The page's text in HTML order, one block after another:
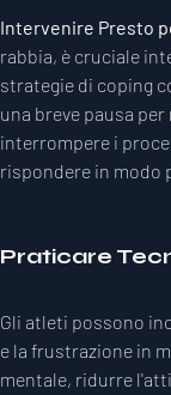
Intervenire Presto
rabbia, è cruciale
strategie di coping
una breve pausa
interrompere i
rispondere in modo
Praticare
Gli atleti possono
e la frustrazione in
mentale, ridurre